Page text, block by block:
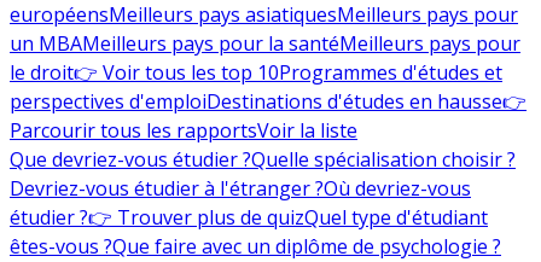
européensMeilleurs pays asiatiquesMeilleurs pays pour
un MBAMeilleurs pays pour la santéMeilleurs pays pour
le droit👉 Voir tous les top 10Programmes d'études et
perspectives d'emploiDestinations d'études en hausse👉
Parcourir tous les rapportsVoir la liste
Que devriez-vous étudier ?Quelle spécialisation choisir ?
Devriez-vous étudier à l'étranger ?Où devriez-vous
étudier ?👉 Trouver plus de quizQuel type d'étudiant
êtes-vous ?Que faire avec un diplôme de psychologie ?